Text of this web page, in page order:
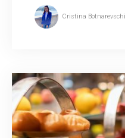
Cristina Botnarevschi